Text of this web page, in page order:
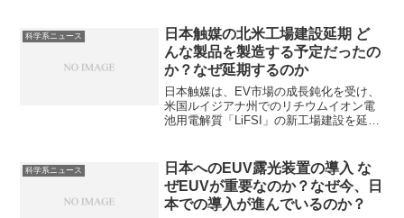
く持続可能な次世代の触媒材料として、
医薬合成やエネルギー分野で研究が進ん
でいます。なぜ銅が光触媒となるのか知
ることができます。
科学系ニュース
日本触媒の北米工場建設延期 ど
んな製品を製造する予定だったの
か？なぜ延期するのか
日本触媒は、EV市場の成長鈍化を受け、
米国ルイジアナ州でのリチウムイオン電
池用電解質「LiFSI」の新工場建設を延期
科学系ニュース
日本へのEUV露光装置の導入 な
ぜEUVが重要なのか？なぜ今、日
本での導入が進んでいるのか？